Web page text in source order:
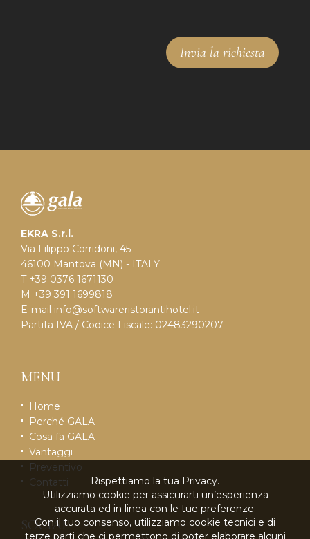
Invia la richiesta
EKRA S.r.l.
Via Filippo Corridoni, 45
46100 Mantova (MN) - ITALY
T +39 0376 1671130
M +39 391 1699818
E-mail info@softwareristorantihotel.it
Partita IVA / Codice Fiscale: 02483290207
MENU
Home
Perché GALA
Cosa fa GALA
Vantaggi
Preventivo
Contatti
SOCIAL
Rispettiamo la tua Privacy.
Utilizziamo cookie per assicurarti un’esperienza
accurata ed in linea con le tue preferenze.
Con il tuo consenso, utilizziamo cookie tecnici e di
terze parti che ci permettono di poter elaborare alcuni